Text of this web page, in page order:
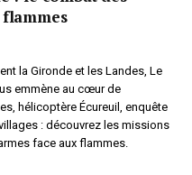
la Gironde et les Landes, Le
emmène au cœur de
hélicoptère Écureuil, enquête
: découvrez les missions
face aux flammes.